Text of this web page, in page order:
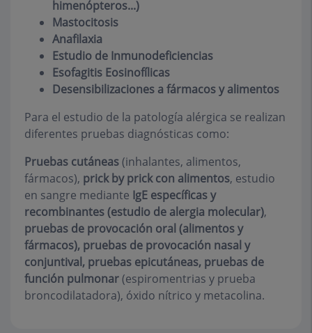
himenópteros...)
Mastocitosis
Anafilaxia
Estudio de Inmunodeficiencias
Esofagitis Eosinofílicas
Desensibilizaciones a fármacos y alimentos
Para el estudio de la patología alérgica se realizan
diferentes pruebas diagnósticas como:
Pruebas cutáneas(inhalantes, alimentos,
fármacos), prick by prick con alimentos, estudio
en sangre mediante IgE específicas y
recombinantes (estudio de alergia molecular),
pruebas de provocación oral (alimentos y
fármacos), pruebas de provocación nasal y
conjuntival, pruebas epicutáneas, pruebas de
función pulmonar(espiromentrias y prueba
broncodilatadora), óxido nítrico y metacolina.